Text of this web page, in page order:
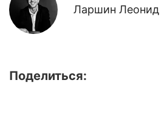
Ларшин Леонид
Поделиться: